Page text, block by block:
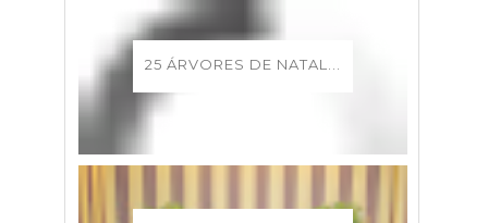
25 ÁRVORES DE NATAL...